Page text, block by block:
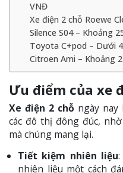
VNĐ
Xe điện 2 chỗ Roewe
Silence S04 – Khoảng
Toyota C+pod – Dưới
Citroen Ami – Khoảng
Ưu điểm của xe
Xe điện 2 chỗ ngày
các đô thị đông đúc,
mà chúng mang lại.
Tiết kiệm nhiên liệu
nhiên liệu một cách